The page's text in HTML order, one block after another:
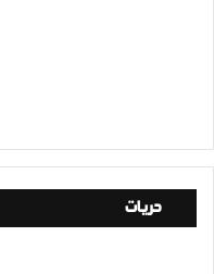
حريات